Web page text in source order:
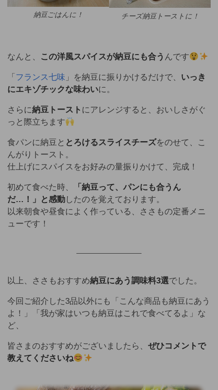
納豆ごはんに！ チーズ納豆トーストに！
なんと、 この洋風スパイスが納豆にも合う んです
「 フランス七味 」を納豆に振りかけるだけで、 いっき
にエキゾチックな味わいに。
さらに納豆トースト にアレンジすると、おいしさがぐ
っと際立ちます
食パンに納豆と とろけるスライスチーズをのせて、こ
んがりトースト。
仕上げにスパイスをお好みの量振りかけて、完成！
初めて食べた時、
「納豆って、パンにも合うん
だ…！」と感動したのを覚えております。
以来朝食や昼食によく作っている、ささもの定番メニ
ューです！
—————————–
以上、ささもおすすめ納豆にあう調味料3選でした。
今回ご紹介した3品以外にも「こんな商品も納豆にあう
よ！」「我が家はいつも納豆はこれで食べてるよ」な
ど、
皆さまのおすすめがございましたら、 ぜひコメントで
教えてくださいね